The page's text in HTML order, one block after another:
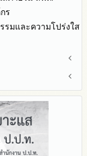
ร
รมและความโปร่งใส
จ้าง
ส่วนตนกับส่วนรวม